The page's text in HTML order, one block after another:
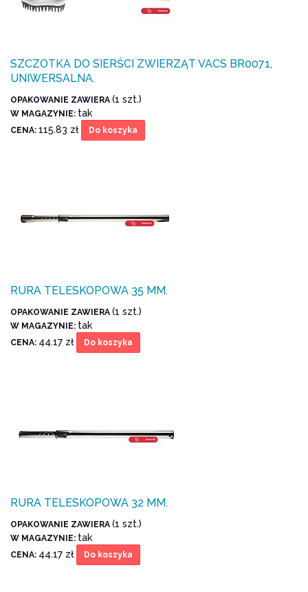
SZCZOTKA DO SIERŚCI ZWIERZĄT VACS BR0071,
UNIWERSALNA.
OPAKOWANIE ZAWIERA (1 szt.)
W MAGAZYNIE: tak
CENA: 115.83 zł Do koszyka
RURA TELESKOPOWA 35 MM.
OPAKOWANIE ZAWIERA (1 szt.)
W MAGAZYNIE: tak
CENA: 44.17 zł Do koszyka
RURA TELESKOPOWA 32 MM.
OPAKOWANIE ZAWIERA (1 szt.)
W MAGAZYNIE: tak
CENA: 44.17 zł Do koszyka